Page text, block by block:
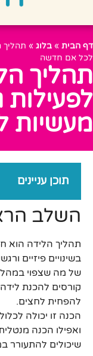
דף הבית » בלוג » תהליך
לכל אם חדשה
תהליך
לפעילות
מעשיות
תוכן עניינים
השלב
תהליך הלידה הוא
בשינויים פיזיים
של מה שצפוי
קורסים להכנת
להפחית לחצים.
הכנה זו יכולה
ואפילו הכנה
שיכולים להתעורר